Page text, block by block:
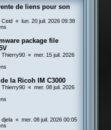
de liens pour son
Ceid « lun. 20 juil. 2026 09:38
package file
Thierry90 « mer. 15 juil. 2026
la Ricoh IM C3000
Thierry90 « mer. 08 juil. 2026
djela « mer. 08 juil. 2026 00:05